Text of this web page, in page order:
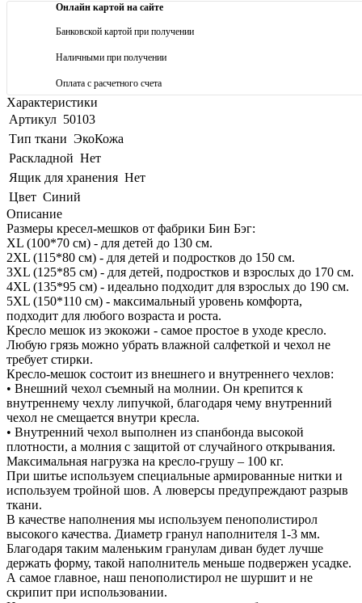
Онлайн картой на сайте
Банковской картой при получении
Наличными при получении
Оплата с расчетного счета
Характеристики
Артикул 50103
Тип ткани ЭкоКожа
Раскладной Нет
Ящик для хранения Нет
Цвет Синий
Описание
Размеры кресел-мешков от фабрики Бин Бэг:
XL (100*70 см) - для детей до 130 см.
2XL (115*80 см) - для детей и подростков до 150 см.
3XL (125*85 см) - для детей, подростков и взрослых до 170 см.
4XL (135*95 см) - идеально подходит для взрослых до 190 см.
5XL (150*110 см) - максимальный уровень комфорта,
подходит для любого возраста и роста.
Кресло мешок из экокожи - самое простое в уходе кресло.
Любую грязь можно убрать влажной салфеткой и чехол не
требует стирки.
Кресло-мешок состоит из внешнего и внутреннего чехлов:
• Внешний чехол съемный на молнии. Он крепится к
внутреннему чехлу липучкой, благодаря чему внутренний
чехол не смещается внутри кресла.
• Внутренний чехол выполнен из спанбонда высокой
плотности, а молния с защитой от случайного открывания.
Максимальная нагрузка на кресло-грушу – 100 кг.
При шитье используем специальные армированные нитки и
используем тройной шов. А люверсы предупреждают разрыв
ткани.
В качестве наполнения мы используем пенополистирол
высокого качества. Диаметр гранул наполнителя 1-3 мм.
Благодаря таким маленьким гранулам диван будет лучше
держать форму, такой наполнитель меньше подвержен усадке.
А самое главное, наш пенополистирол не шуршит и не
скрипит при использовании.